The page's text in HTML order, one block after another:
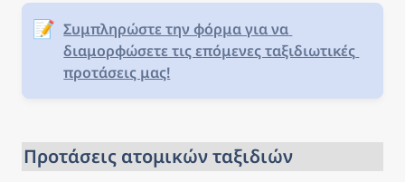
📝 Συμπληρώστε την φόρμα για να
διαμορφώσετε τις επόμενες ταξιδιωτικές
προτάσεις μας!
Προτάσεις ατομικών ταξιδιών